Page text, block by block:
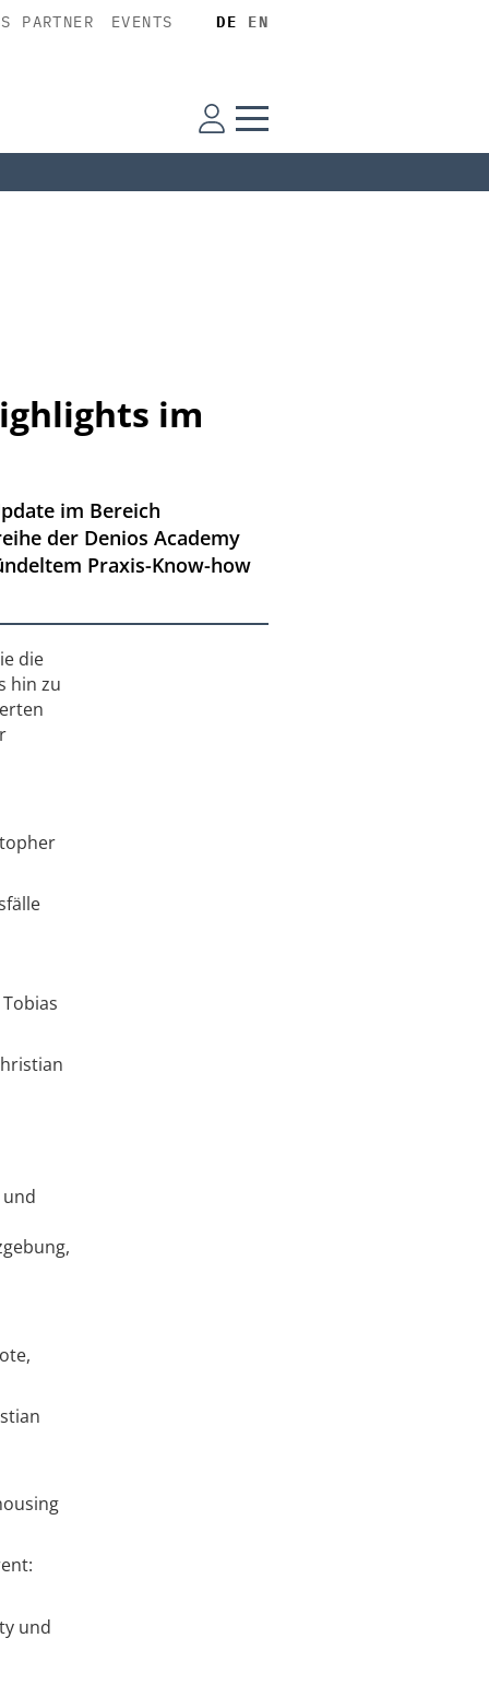
PARTNER EVENTS DE EN
im
im Bereich
der Denios Academy
Praxis-Know-how
die
hin zu
und